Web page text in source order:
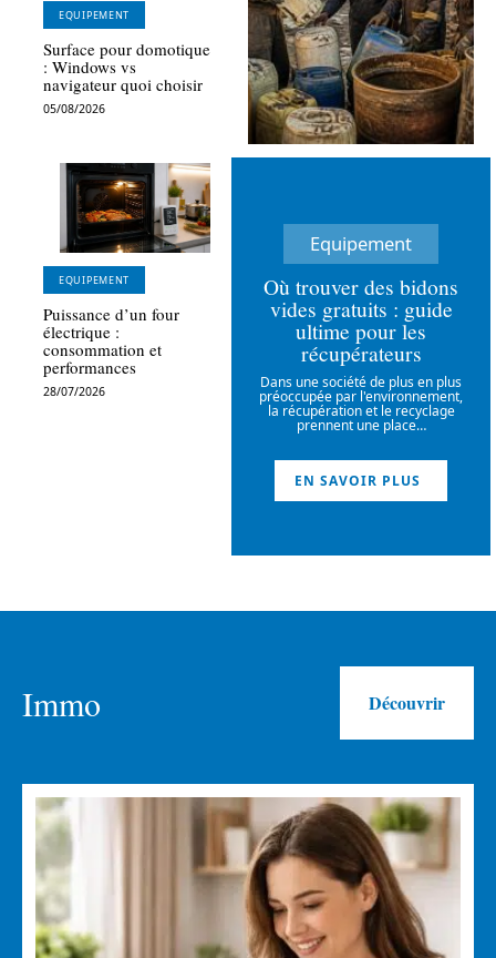
EQUIPEMENT
Surface pour domotique
: Windows vs
navigateur quoi choisir
05/08/2026
EQUIPEMENT
Puissance d’un four
électrique :
consommation et
performances
28/07/2026
Equipement
Où trouver des bidons
vides gratuits : guide
ultime pour les
récupérateurs
Dans une société de plus en plus
préoccupée par l'environnement,
la récupération et le recyclage
prennent une place…
EN SAVOIR PLUS
Immo Découvrir